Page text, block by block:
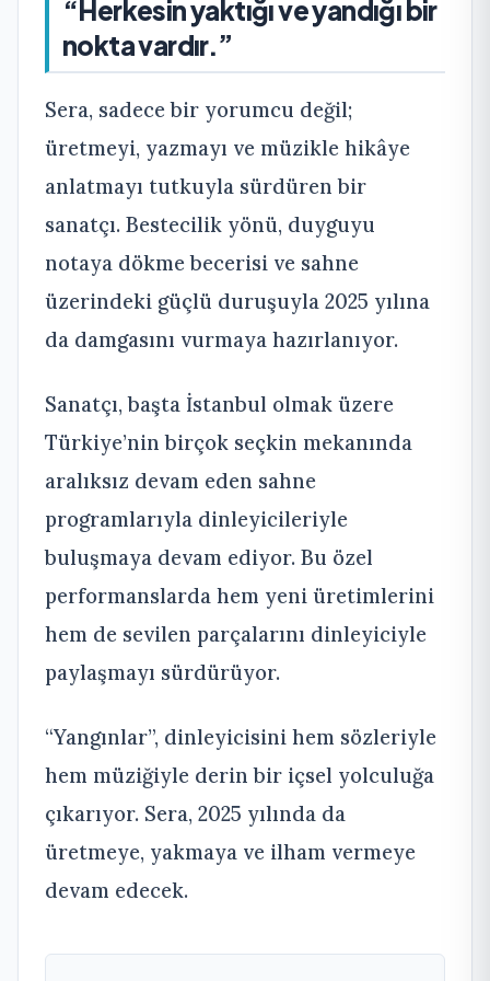
“Herkesin yaktığı ve yandığı bir
nokta vardır.”
Sera, sadece bir yorumcu değil;
üretmeyi, yazmayı ve müzikle hikâye
anlatmayı tutkuyla sürdüren bir
sanatçı. Bestecilik yönü, duyguyu
notaya dökme becerisi ve sahne
üzerindeki güçlü duruşuyla 2025 yılına
da damgasını vurmaya hazırlanıyor.
Sanatçı, başta İstanbul olmak üzere
Türkiye’nin birçok seçkin mekanında
aralıksız devam eden sahne
programlarıyla dinleyicileriyle
buluşmaya devam ediyor. Bu özel
performanslarda hem yeni üretimlerini
hem de sevilen parçalarını dinleyiciyle
paylaşmayı sürdürüyor.
“Yangınlar”, dinleyicisini hem sözleriyle
hem müziğiyle derin bir içsel yolculuğa
çıkarıyor. Sera, 2025 yılında da
üretmeye, yakmaya ve ilham vermeye
devam edecek.